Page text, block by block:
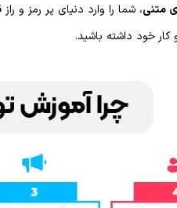
متنی، شما را وارد دنیای پر رمز و
خود داشته‌‌ باشید.